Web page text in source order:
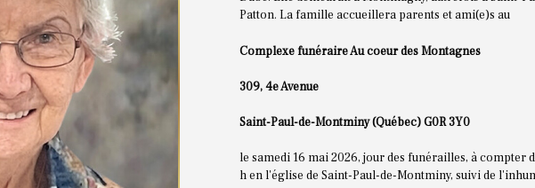
Patton. La famille accueillera parents et ami(e)s au
Complexe funéraire Au coeur des Montagnes
309, 4e Avenue
Saint-Paul-de-Montminy (Québec) G0R 3Y0
le samedi 16 mai 2026, jour des funérailles, à compter
h en l'église de Saint-Paul-de-Montminy, suivi de